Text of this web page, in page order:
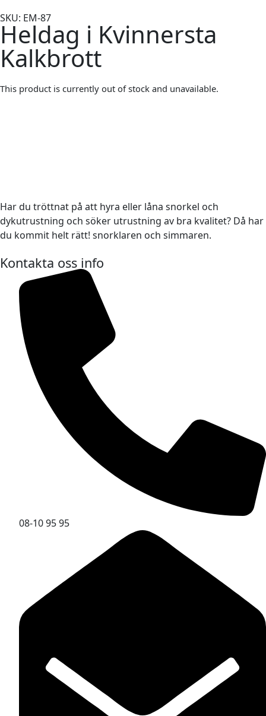
SKU: EM-87
Heldag i Kvinnersta
Kalkbrott
This product is currently out of stock and unavailable.
Har du tröttnat på att hyra eller låna snorkel och
dykutrustning och söker utrustning av bra kvalitet? Då har
du kommit helt rätt! snorklaren och simmaren.
Kontakta oss info
08-10 95 95